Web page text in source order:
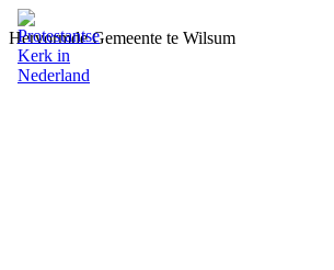
Hervormde Gemeente te Wilsum